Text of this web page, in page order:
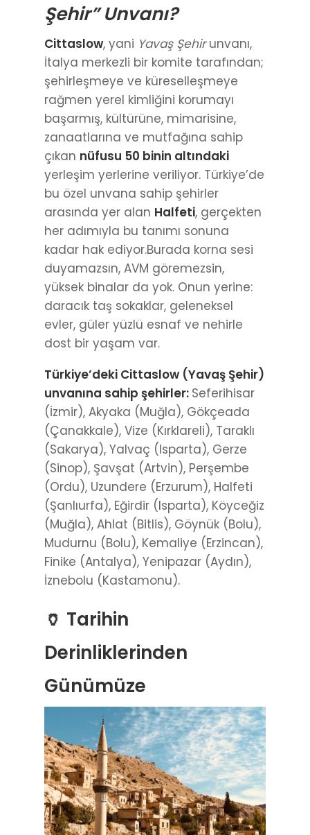
Şehir” Unvanı?
Cittaslow, yani Yavaş Şehirunvanı,
İtalya merkezli bir komite tarafından;
şehirleşmeye ve küreselleşmeye
rağmen yerel kimliğini korumayı
başarmış, kültürüne, mimarisine,
zanaatlarına ve mutfağına sahip
çıkan nüfusu 50 binin altındaki
yerleşim yerlerine veriliyor. Türkiye’de
bu özel unvana sahip şehirler
arasında yer alan Halfeti, gerçekten
her adımıyla bu tanımı sonuna
kadar hak ediyor.Burada korna sesi
duyamazsın, AVM göremezsin,
yüksek binalar da yok. Onun yerine:
daracık taş sokaklar, geleneksel
evler, güler yüzlü esnaf ve nehirle
dost bir yaşam var.
Türkiye’deki Cittaslow (Yavaş Şehir)
unvanına sahip şehirler: Seferihisar
(İzmir), Akyaka (Muğla), Gökçeada
(Çanakkale), Vize (Kırklareli), Taraklı
(Sakarya), Yalvaç (Isparta), Gerze
(Sinop), Şavşat (Artvin), Perşembe
(Ordu), Uzundere (Erzurum), Halfeti
(Şanlıurfa), Eğirdir (Isparta), Köyceğiz
(Muğla), Ahlat (Bitlis), Göynük (Bolu),
Mudurnu (Bolu), Kemaliye (Erzincan),
Finike (Antalya), Yenipazar (Aydın),
İznebolu (Kastamonu).
🏺 Tarihin
Derinliklerinden
Günümüze